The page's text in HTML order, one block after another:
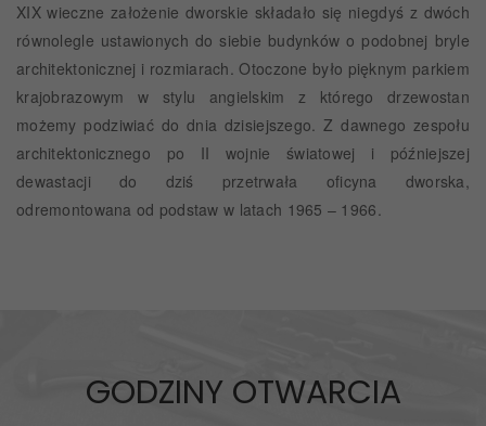
XIX wieczne założenie dworskie składało się niegdyś z dwóch
równolegle ustawionych do siebie budynków o podobnej bryle
architektonicznej i rozmiarach. Otoczone było pięknym parkiem
krajobrazowym w stylu angielskim z którego drzewostan
możemy podziwiać do dnia dzisiejszego. Z dawnego zespołu
architektonicznego po II wojnie światowej i późniejszej
dewastacji do dziś przetrwała oficyna dworska,
odremontowana od podstaw w latach 1965 – 1966.
GODZINY OTWARCIA